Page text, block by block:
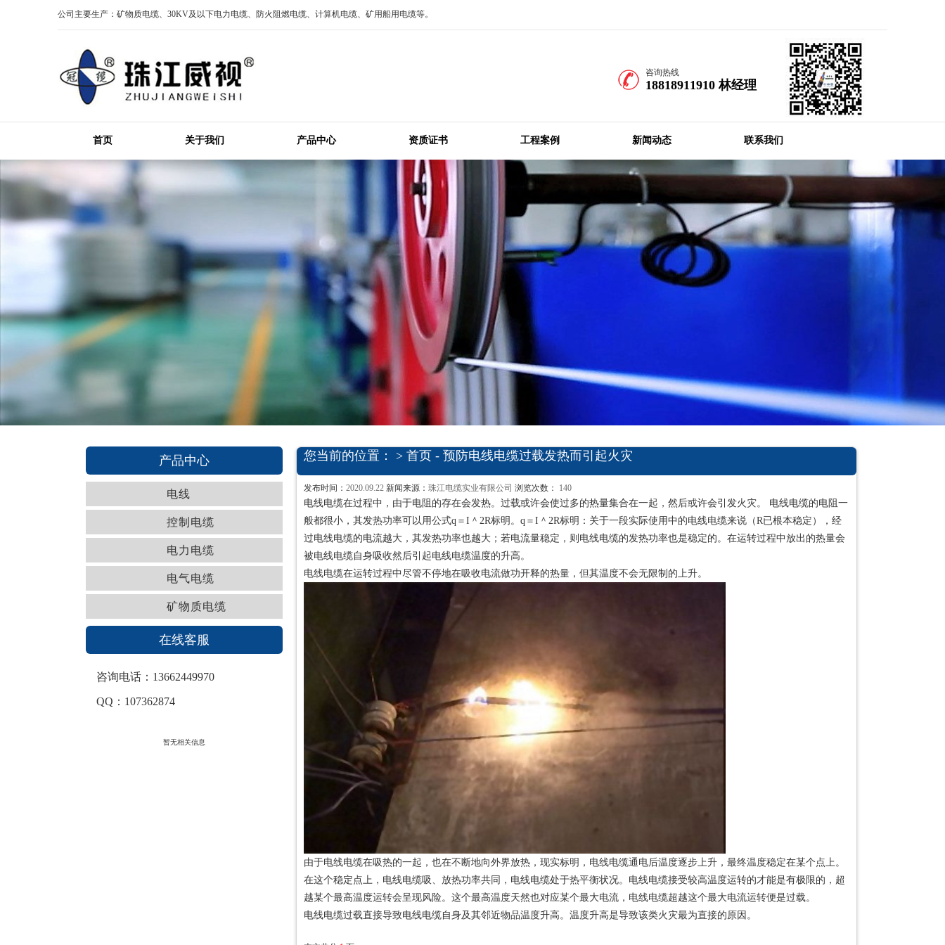
公司主要生产：矿物质电缆、30KV及以下电力电缆、防火阻燃电缆、计算机电缆、矿用船用电缆等。
咨询热线
18818911910 林经理
首页 关于我们 产品中心 资质证书 工程案例 新闻动态 联系我们
产品中心
电线
控制电缆
电力电缆
电气电缆
矿物质电缆
在线客服
咨询电话：13662449970
QQ：107362874
暂无相关信息
您当前的位置： > 首页 - 预防电线电缆过载发热而引起火灾
发布时间： 2020.09.22 新闻来源： 珠江电缆实业有限公司 浏览次数： 140
电线电缆在过程中，由于电阻的存在会发热。过载或许会使过多的热量集合在一起，然后或许会引发火灾。 电线电缆的电阻一
般都很小，其发热功率可以用公式q＝I＾2R标明。q＝I＾2R标明：关于一段实际使用中的电线电缆来说（R已根本稳定），经
过电线电缆的电流越大，其发热功率也越大；若电流量稳定，则电线电缆的发热功率也是稳定的。在运转过程中放出的热量会
被电线电缆自身吸收然后引起电线电缆温度的升高。
电线电缆在运转过程中尽管不停地在吸收电流做功开释的热量，但其温度不会无限制的上升。
由于电线电缆在吸热的一起，也在不断地向外界放热，现实标明，电线电缆通电后温度逐步上升，最终温度稳定在某个点上。
在这个稳定点上，电线电缆吸、放热功率共同，电线电缆处于热平衡状况。电线电缆接受较高温度运转的才能是有极限的，超
越某个最高温度运转会呈现风险。这个最高温度天然也对应某个最大电流，电线电缆超越这个最大电流运转便是过载。
电线电缆过载直接导致电线电缆自身及其邻近物品温度升高。温度升高是导致该类火灾最为直接的原因。